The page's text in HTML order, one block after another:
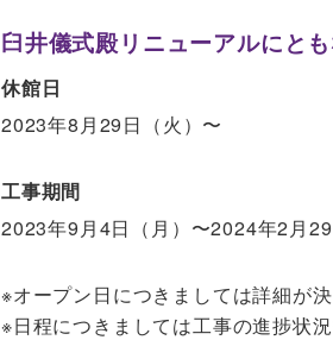
臼井儀式殿リニューアルにと
休館日
2023年8月29日（火）〜
工事期間
2023年9月4日（月）〜2024年2月29
※オープン日につきましては詳細が
※日程につきましては工事の進捗状